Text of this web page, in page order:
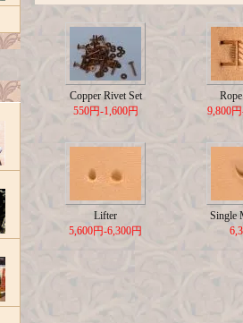
Copper Rivet Set
550円-1,600円
9,800
Lifter
5,600円-6,300円
Single